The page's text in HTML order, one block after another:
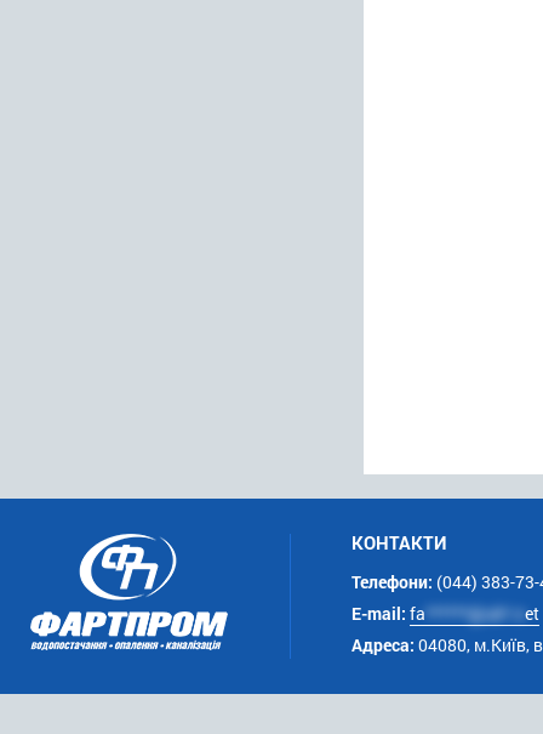
КОНТАКТИ
Телефони: (044) 383-
E-mail: fa ******@uk*.n et
Адреса: 04080, м.Київ,